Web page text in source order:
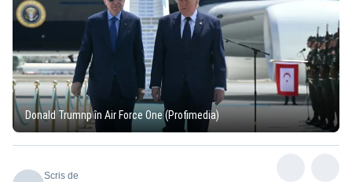
Donald Trumnp în Air Force One (Profimedia)
Scris de